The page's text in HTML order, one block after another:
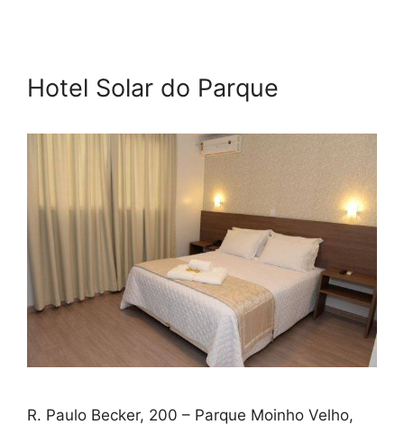
Hotel Solar do Parque
R. Paulo Becker, 200 – Parque Moinho Velho,